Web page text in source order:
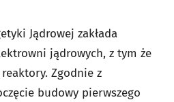
Jądrowej zakłada
jądrowych, z tym że
Zgodnie z
budowy pierwszego